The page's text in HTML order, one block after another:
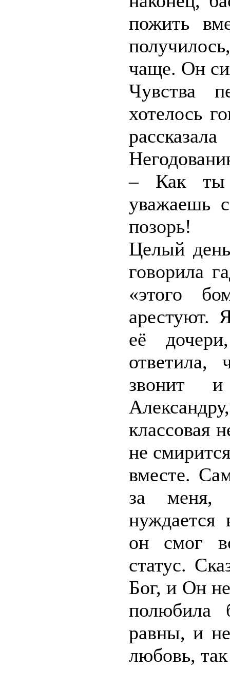
пожить
чаще. Он
Чувства
хотелось
– Как ты
уважаешь
позорь!
Целый
говорила
«этого
арестуют.
её
звонит
классовая
не
вместе.
за меня,
нуждается
он смог
статус.
Бог, и Он
равны, и
любовь,